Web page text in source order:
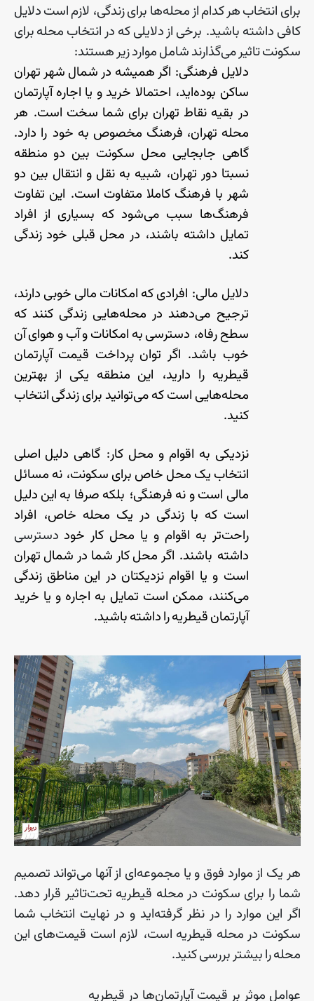
برای انتخابهرکدامازمحلهها برایزندگی، لازماستدلایل
کافی داشته باشید. برخی ازدلایلیکه در انتخاب محلهبرای
سکونتتاثیرمیگذارندشاملمواردزیرهستند:
دلایل فرهنگی: اگر همیشه در شمال شهر تهران
ساکن بودهاید، احتمالا خرید و یا اجاره آپارتمان
در بقیه نقاط تهران برای شما سخت است. هر
محله تهران، فرهنگ مخصوص به خود را دارد.
گاهی جابجایی محل سکونت بین دو منطقه
نسبتا دور تهران، شبیه به نقل و انتقال بین دو
شهر با فرهنگ کاملا متفاوت است. این تفاوت
فرهنگها سبب میشود که بسیاری از افراد
تمایل داشته باشند، در محل قبلی خود زندگی
کند.
دلایل مالی: افرادیکه امکانات مالی خوبی دارند،
ترجیح میدهند در محلههایی زندگی کنند که
سطحرفاه، دسترسیبه امکاناتوآبو هوایآن
خوب باشد. اگر توان پرداخت قیمت آپارتمان
قیطریه را دارید، این منطقه یکی از بهترین
محلههایی استکهمیتوانید برایزندگیانتخاب
کنید.
نزدیکی به اقوام و محل کار: گاهی دلیل اصلی
انتخاب یک محل خاص برای سکونت، نه مسائل
مالی استو نه فرهنگی؛ بلکه صرفا به این دلیل
است که با زندگی در یک محله خاص، افراد
راحتتر به اقوام و یا محل کار خود دسترسی
داشته باشند. اگر محلکار شما در شمال تهران
است و یا اقوام نزدیکتان در این مناطق زندگی
میکنند، ممکن است تمایل به اجاره و یا خرید
آپارتمانقیطریهراداشتهباشید.
هر یک ازموارد فوق و یا مجموعهای ازآنها میتواند تصمیم
شما را برای سکونت در محله قیطریه تحتتاثیر قرار دهد.
اگر این موارد را در نظر گرفتهاید و در نهایت انتخاب شما
سکونت در محله قیطریه است، لازم است قیمتهای این
محلهرابیشتربررسیکنید.
عوامل موثر بر قیمت آپارتمان‌ها در قیطریه